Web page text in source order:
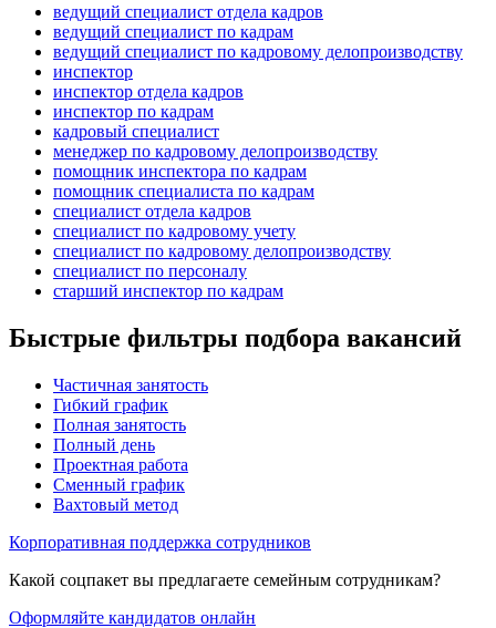
ведущий специалист отдела кадров
ведущий специалист по кадрам
ведущий специалист по кадровому делопроизводству
инспектор
инспектор отдела кадров
инспектор по кадрам
кадровый специалист
менеджер по кадровому делопроизводству
помощник инспектора по кадрам
помощник специалиста по кадрам
специалист отдела кадров
специалист по кадровому учету
специалист по кадровому делопроизводству
специалист по персоналу
старший инспектор по кадрам
Быстрые фильтры подбора вакансий
Частичная занятость
Гибкий график
Полная занятость
Полный день
Проектная работа
Сменный график
Вахтовый метод
Корпоративная поддержка сотрудников
Какой соцпакет вы предлагаете семейным сотрудникам?
Оформляйте кандидатов онлайн